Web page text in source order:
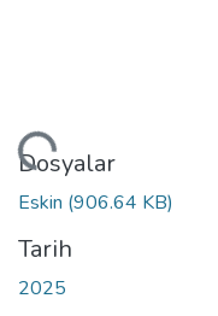
Dosyalar
Eskin (906.64 KB)
Tarih
2025